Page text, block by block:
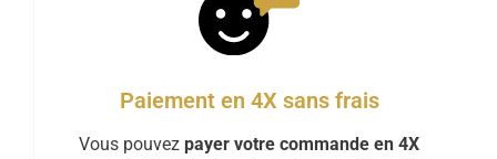
Paiement en 4X sans frais
Vous pouvez payer votre commande en 4X